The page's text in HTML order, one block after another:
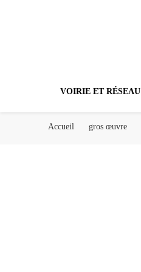
VOIRIE ET RÉSEAU
Accueil gros œuvre